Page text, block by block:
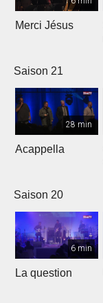
Merci Jésus
Saison 21
28 min
Acappella
Saison 20
6 min
La question